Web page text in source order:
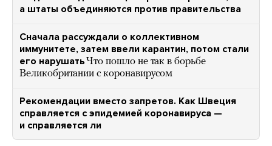
а штаты объединяются против правительства
Сначала рассуждали о коллективном
иммунитете, затем ввели карантин, потом стали
его нарушать Что пошло не так в борьбе
Великобритании с коронавирусом
Рекомендации вместо запретов. Как Швеция
справляется с эпидемией коронавируса —
и справляется ли